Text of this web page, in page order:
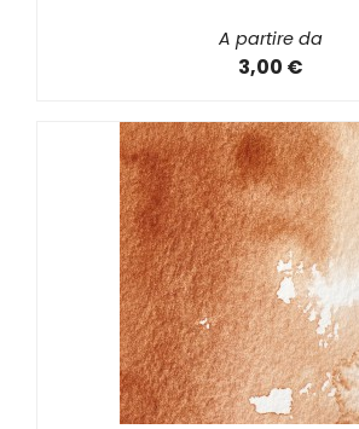
A partire da
3,00 €